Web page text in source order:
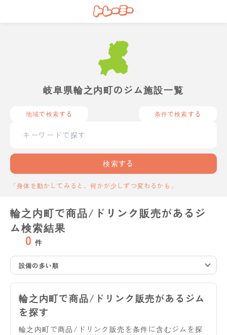
岐阜県輪之内町のジム施設一覧
地域で検索する 条件で検索する
検索する
「身体を動かしてみると、何かが少しずつ変わるかも」
輪之内町で商品/ドリンク販売があるジ
ム検索結果
0 件
設備の多い順
輪之内町で商品/ドリンク販売があるジム
を探す
輪之内町で商品/ドリンク販売を条件に含むジムを探